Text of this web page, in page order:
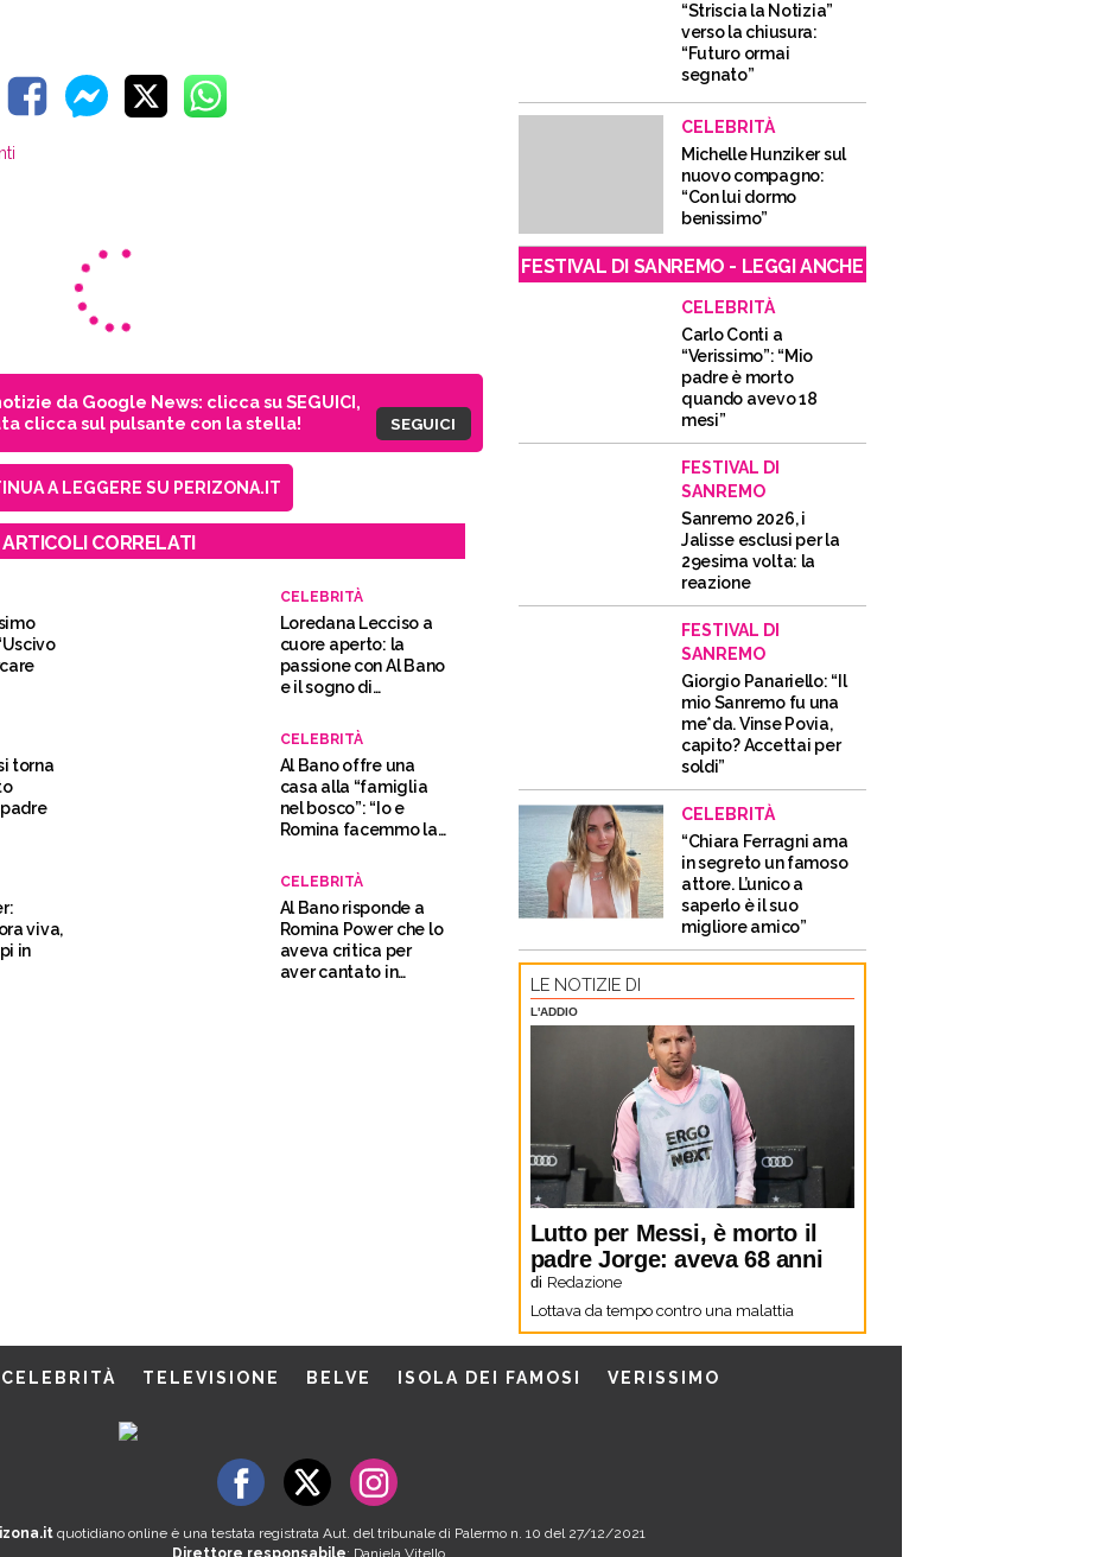
da Google News: clicca su SEGUICI,
clicca sul pulsante con la stella!
SEGUICI
A LEGGERE SU PERIZONA.IT
ARTICOLI CORRELATI
CELEBRITÀ
Loredana Lecciso a
cuore aperto: la
passione con Al Bano
e il sogno di
torna
padre
CELEBRITÀ
Al Bano offre una
casa alla “famiglia
nel bosco”: “Io e
Romina facemmo la
viva,
in
CELEBRITÀ
Al Bano risponde a
Romina Power che lo
aveva critica per
aver cantato in
“Striscia la Notizia”
verso la chiusura:
“Futuro ormai
segnato”
CELEBRITÀ
Michelle Hunziker sul
nuovo compagno:
“Con lui dormo
benissimo”
FESTIVAL DI SANREMO - LEGGI ANCHE
CELEBRITÀ
Carlo Conti a
“Verissimo”: “Mio
padre è morto
quando avevo 18
mesi”
FESTIVAL DI
SANREMO
Sanremo 2026, i
Jalisse esclusi per la
29esima volta: la
reazione
FESTIVAL DI
SANREMO
Giorgio Panariello: “Il
mio Sanremo fu una
me*da. Vinse Povia,
capito? Accettai per
soldi”
CELEBRITÀ
“Chiara Ferragni ama
in segreto un famoso
attore. L’unico a
saperlo è il suo
migliore amico”
LE NOTIZIE DI
L'ADDIO
Lutto per Messi, è morto il
padre Jorge: aveva 68 anni
di Redazione
Lottava da tempo contro una malattia
CELEBRITÀ TELEVISIONE BELVE ISOLA DEI FAMOSI VERISSIMO
quotidiano online è una testata registrata Aut. del tribunale di Palermo n. 10 del 27/12/2021
Direttore responsabile: Daniela Vitello